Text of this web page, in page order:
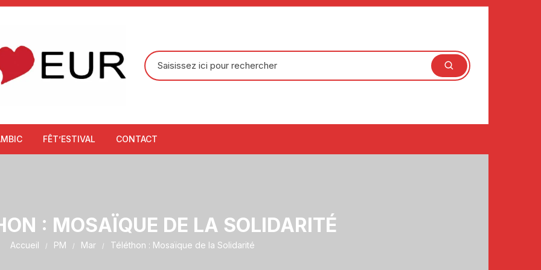
Recherche
pour
FÊT’ESTIVAL CONTACT
: MOSAÏQUE DE LA SOLIDARITÉ
Accueil PM Mar Téléthon : Mosaïque de la Solidarité